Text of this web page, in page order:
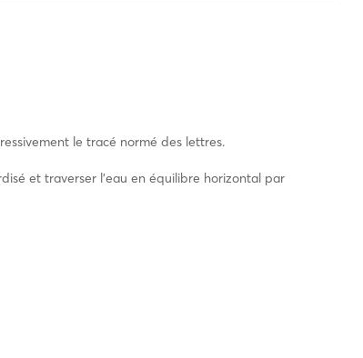
le tracé normé des lettres.
et traverser l’eau en équilibre horizontal par